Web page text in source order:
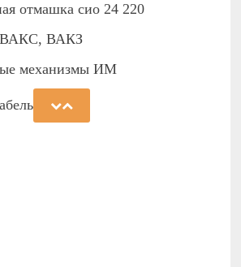
отмашка сио 24 220
ВАКС, ВАКЗ
механизмы ИМ